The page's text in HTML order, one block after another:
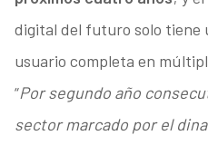
digital del futuro solo tiene
usuario completa en
“Por segundo año
sector marcado por el